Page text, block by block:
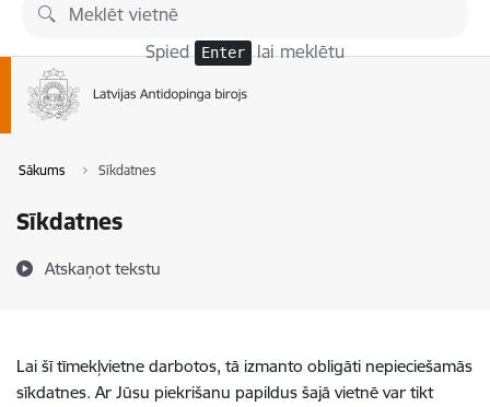
Pāriet uz lapas saturu
Spied Enter lai meklētu
Sākums Sīkdatnes
Sīkdatnes
Atskaņot tekstu
Lai šī tīmekļvietne darbotos, tā izmanto obligāti nepieciešamās
sīkdatnes. Ar Jūsu piekrišanu papildus šajā vietnē var tikt